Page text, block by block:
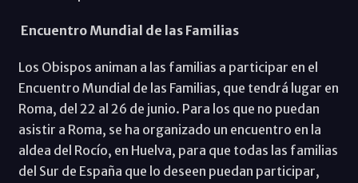
Encuentro Mundial de las Familias
Los Obispos animan a las familias a participar en el
Encuentro Mundial de las Familias, que tendrá lugar en
Roma, del 22 al 26 de junio. Para los que no puedan
asistir a Roma, se ha organizado un encuentro en la
aldea del Rocío, en Huelva, para que todas las familias
del Sur de España que lo deseen puedan participar,